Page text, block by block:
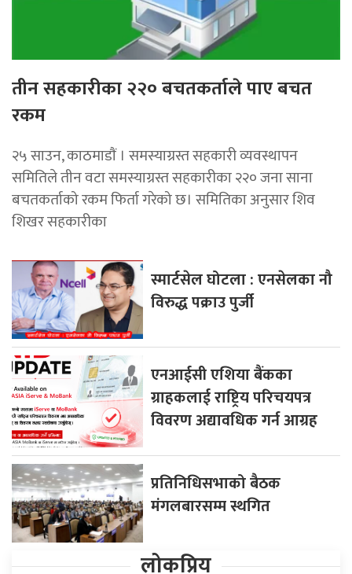
तीन सहकारीका २२० बचतकर्ताले पाए बचत
रकम
२५ साउन, काठमाडाैं । समस्याग्रस्त सहकारी व्यवस्थापन
समितिले तीन वटा समस्याग्रस्त सहकारीका २२० जना साना
बचतकर्ताको रकम फिर्ता गरेको छ। समितिका अनुसार शिव
शिखर सहकारीका
स्मार्टसेल घोटला : एनसेलका नौ
विरुद्ध पक्राउ पुर्जी
एनआईसी एशिया बैंकका
ग्राहकलाई राष्ट्रिय परिचयपत्र
विवरण अद्यावधिक गर्न आग्रह
प्रतिनिधिसभाको बैठक
मंगलबारसम्म स्थगित
लोकप्रिय